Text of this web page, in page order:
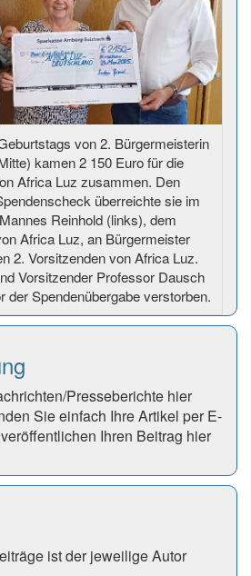
von 2. Bürgermeisterin
kamen 2 150 Euro für die
Africa Luz zusammen. Den
überreichte sie im
Reinhold (links), dem
Africa Luz, an Bürgermeister
2. Vorsitzenden von Africa Luz.
Vorsitzender Professor Dausch
der Spendenübergabe verstorben.
Presseberichte hier
Sie einfach Ihre Artikel per E-
Ihren Beitrag hier
ist der jeweilige Autor